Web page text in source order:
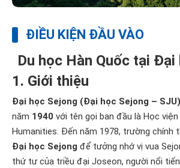
ĐIỀU KIỆN ĐẦU VÀO
Du học Hàn Quốc tại Đại
1. Giới thiệu
Đại học Sejong (Đại học Sejong – SJU)
năm 1940 với tên gọi ban đầu là Học viện
Humanities. Đến năm 1978, trường chính
Đại học Sejong để tưởng nhớ vị vua
thứ tư của triều đại Joseon, người nổi